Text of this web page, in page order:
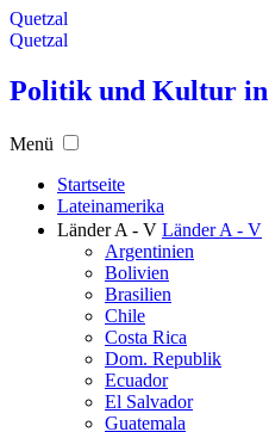
Quetzal
Quetzal
Politik und Kultur
Menü
Startseite
Lateinamerika
Länder A - V Länder A - V
Argentinien
Bolivien
Brasilien
Chile
Costa Rica
Dom. Republik
Ecuador
El Salvador
Guatemala